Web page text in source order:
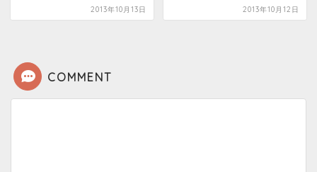
2013年10月13日 2013年10月12日
COMMENT